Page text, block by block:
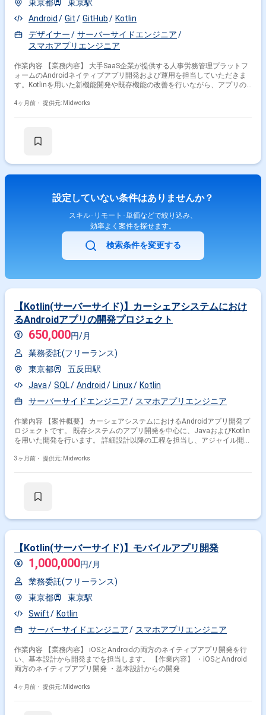
東京都
東京駅
Android
Git GitHub
Kotlin
デザイナー
サーバーサイドエンジニア
スマホアプリエンジニア
作業内容 【業務内容】 大手SaaS企業が提供する人事労務管理プラットフ
ォームのAndroidネイティブアプリ開発および運用を担当していただきま
す。Kotlinを用いた新機能開発や既存機能の改善を行いながら、アプリの
エンジニアと密に連携し、UIUXの改善やユーザー体験の向上に取り組み、
4ヶ月前・ 提供元: Midworks
設定していない条件はありませんか？
スキル･リモート･単価などで絞り込み、
効率よく案件を探せます。
検索条件を変更する
【Kotlin(サーバーサイド)】カーシェアシステムにおけ
るAndroidアプリの開発プロジェクト
650,000円/月
業務委託(フリーランス)
東京都
五反田駅
Java
SQL Android Linux
Kotlin
サーバーサイドエンジニア
スマホアプリエンジニア
作業内容 【案件概要】 カーシェアシステムにおけるAndroidアプリ開発プ
ロジェクトです。 既存システムのアプリ開発を中心に、JavaおよびKotlin
を用いた開発を行います。 詳細設計以降の工程を担当し、アジャイル開発
チームで連携しながら開発を推進します 【作業内容】 ・KotlinおよびJava
3ヶ月前・ 提供元: Midworks
【Kotlin(サーバーサイド)】モバイルアプリ開発
1,000,000円/月
業務委託(フリーランス)
東京都
東京駅
Swift
Kotlin
サーバーサイドエンジニア
スマホアプリエンジニア
作業内容 【業務内容】 iOSとAndroidの両方のネイティブアプリ開発を行
い、基本設計から開発までを担当します。 【作業内容】 ・iOSとAndroid
両方のネイティブアプリ開発 ・基本設計からの開発
4ヶ月前・ 提供元: Midworks